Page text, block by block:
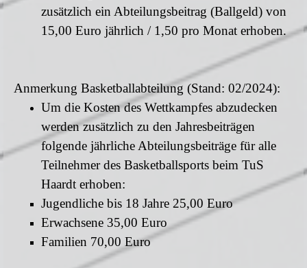
zusätzlich ein Abteilungsbeitrag (Ballgeld) von
15,00 Euro jährlich / 1,50 pro Monat erhoben.
Anmerkung Basketballabteilung (Stand: 02/2024):
Um die Kosten des Wettkampfes abzudecken
werden zusätzlich zu den Jahresbeiträgen
folgende jährliche Abteilungsbeiträge für alle
Teilnehmer des Basketballsports beim TuS
Haardt erhoben:
Jugendliche bis 18 Jahre 25,00 Euro
Erwachsene 35,00 Euro
Familien 70,00 Euro